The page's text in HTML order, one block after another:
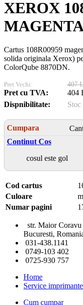
XEROX
Cartus 108R00959
solida originala Xerox)
ColorQube 8870DN.
Pret Vechi: 407
Pret cu TVA:
404
Dispnibilitate:
Cumpara
Continut Cos
cosul este gol
Cod cartus
Culoare
Numar pagini
str. Maior Coravu
Bucuresti,
031-438.1141
0749-103 402
0725-930 757
Home
Service imprimante
Cum cumpar